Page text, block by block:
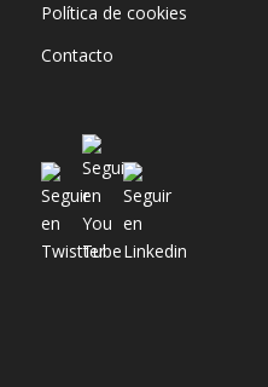
Política de cookies
Contacto